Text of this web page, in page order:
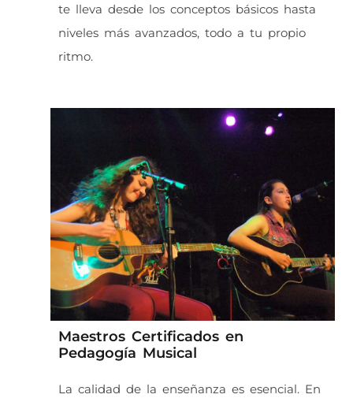
te lleva desde los conceptos básicos hasta
niveles más avanzados, todo a tu propio
ritmo.
Maestros Certificados en
Pedagogía Musical
La calidad de la enseñanza es esencial. En